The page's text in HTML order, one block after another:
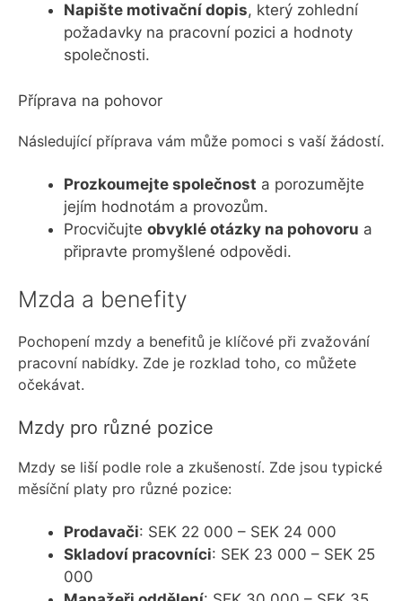
Napište motivační dopis, který zohlední
požadavky na pracovní pozici a hodnoty
společnosti.
Příprava na pohovor
Následující příprava vám může pomoci s vaší žádostí.
Prozkoumejte společnost a porozumějte
jejím hodnotám a provozům.
Procvičujte obvyklé otázky na pohovoru a
připravte promyšlené odpovědi.
Mzda a benefity
Pochopení mzdy a benefitů je klíčové při zvažování
pracovní nabídky. Zde je rozklad toho, co můžete
očekávat.
Mzdy pro různé pozice
Mzdy se liší podle role a zkušeností. Zde jsou typické
měsíční platy pro různé pozice:
Prodavači: SEK 22 000 – SEK 24 000
Skladoví pracovníci: SEK 23 000 – SEK 25
000